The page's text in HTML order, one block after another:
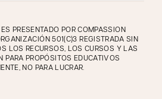
PRESENTADO POR COMPASSION
501(C)3 REGISTRADA SIN
LOS RECURSOS, LOS CURSOS Y LAS
PARA PROPÓSITOS EDUCATIVOS
NO PARA LUCRAR.